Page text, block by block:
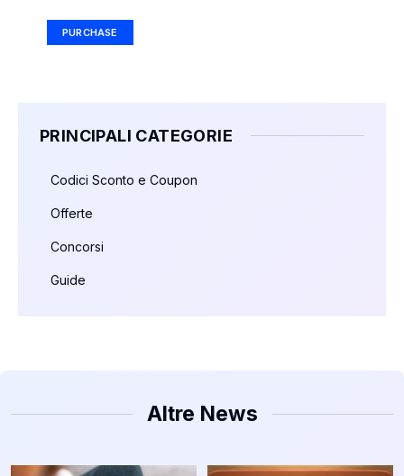
PURCHASE
PRINCIPALI CATEGORIE
Codici Sconto e Coupon
Offerte
Concorsi
Guide
Altre News